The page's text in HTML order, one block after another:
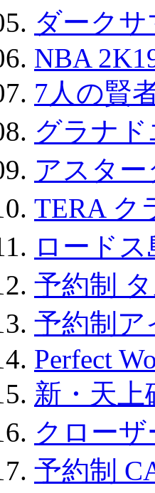
ダーク
NBA
7人の賢
グラナ
アスタ
TERA ク
ロード
予約制
予約制ア
Perfect
新・天上
クロー
予約制